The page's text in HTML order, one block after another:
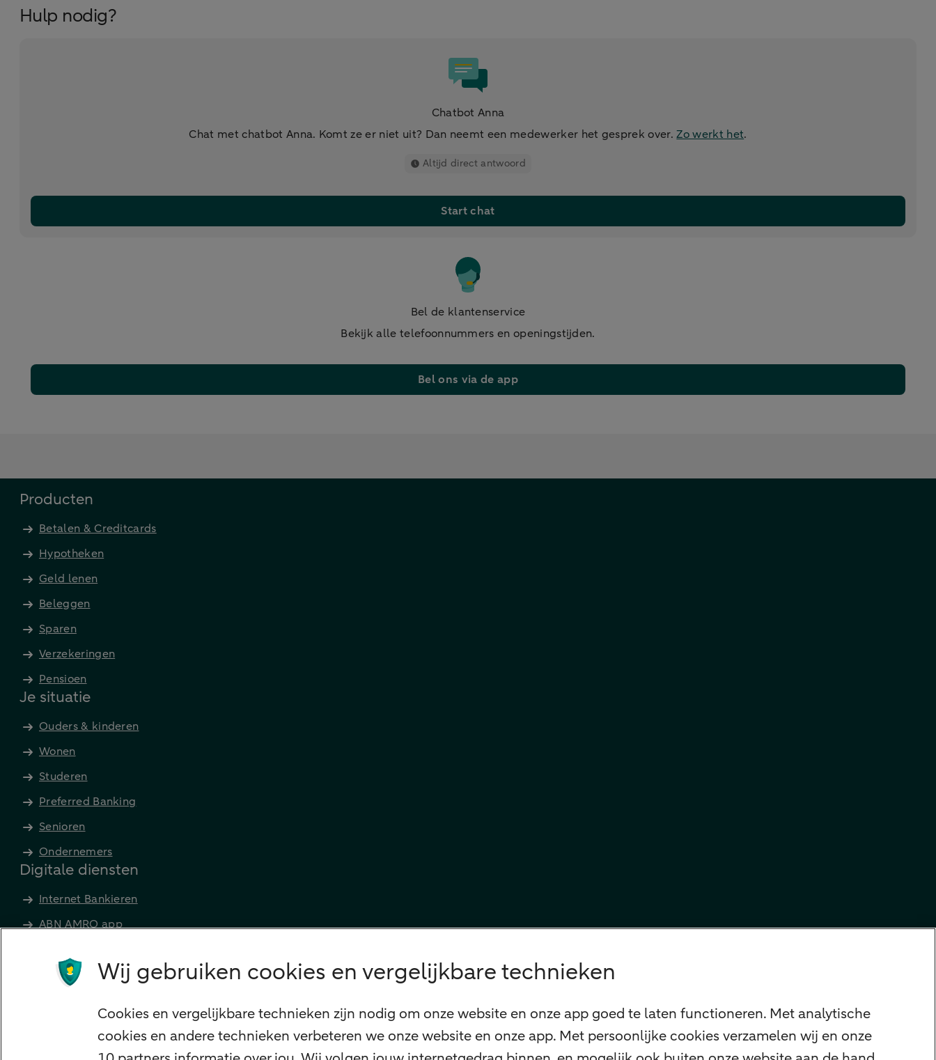
Hulp nodig?
Chatbot Anna
Chat met chatbot Anna. Komt ze er niet uit? Dan neemt een medewerker het gesprek over.Zo werkt het.
Altijd direct antwoord
Start chat
Bel de klantenservice
Bekijk alle telefoonnummers en openingstijden.
Bel ons via de app
Producten
Betalen & Creditcards
Hypotheken
Geld lenen
Beleggen
Sparen
Verzekeringen
Pensioen
Je situatie
Ouders & kinderen
Wonen
Studeren
Preferred Banking
Senioren
Ondernemers
Digitale diensten
Internet Bankieren
ABN AMRO app
Apple Pay
Meest gezocht
Wij gebruiken cookies en vergelijkbare technieken
Cookies en vergelijkbare technieken zijn nodig om onze website en onze app goed te laten functioneren. Met analytische
cookies en andere technieken verbeteren we onze website en onze app. Met persoonlijke cookies verzamelen wij en onze